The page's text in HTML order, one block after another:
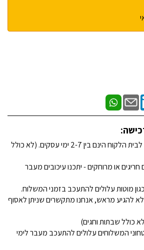
זמני אספקה למשלוח עד לבית הלקוח הינם בין 2-7 ימי עסקים. (לא כולל
או מרוחקים - יתכנו עיכובים מעבר
מוטות עלולים להתעכב בזמני המשלוח.
להגיע מראש, אנחנו מתקשרים שניתן לאסוף
כולל שבתות וחגים)
המשלוחים עלולים להתעכב מעבר לימי